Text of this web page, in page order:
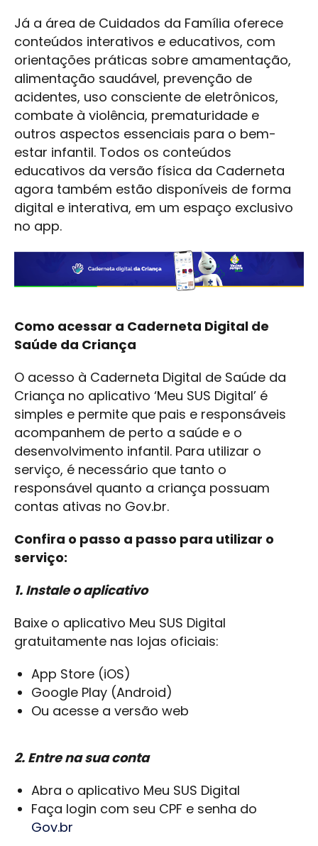
Já a área de Cuidados da Família oferece
conteúdos interativos e educativos, com
orientações práticas sobre amamentação,
alimentação saudável, prevenção de
acidentes, uso consciente de eletrônicos,
combate à violência, prematuridade e
outros aspectos essenciais para o bem-
estar infantil. Todos os conteúdos
educativos da versão física da Caderneta
agora também estão disponíveis de forma
digital e interativa, em um espaço exclusivo
no app.
Como acessar a Caderneta Digital de
Saúde da Criança
O acesso à Caderneta Digital de Saúde da
Criança no aplicativo ‘Meu SUS Digital’ é
simples e permite que pais e responsáveis
acompanhem de perto a saúde e o
desenvolvimento infantil. Para utilizar o
serviço, é necessário que tanto o
responsável quanto a criança possuam
contas ativas no Gov.br.
Confira o passo a passo para utilizar o
serviço:
1. Instale o aplicativo
Baixe o aplicativo Meu SUS Digital
gratuitamente nas lojas oficiais:
App Store (iOS)
Google Play (Android)
Ou acesse a versão web
2. Entre na sua conta
Abra o aplicativo Meu SUS Digital
Faça login com seu CPF e senha do
Gov.br